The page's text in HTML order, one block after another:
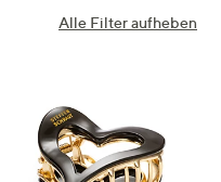
Alle Filter aufheben